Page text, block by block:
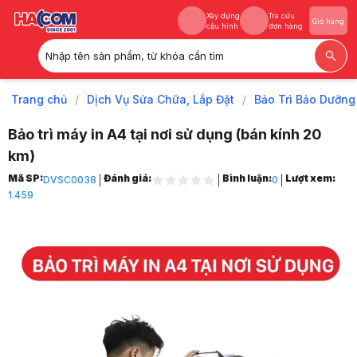
Xây dựng
cấu hình
Tra cứu
đơn hàng
Giỏ hàng
Nhập tên sản phẩm, từ khóa cần tìm
Xây dựng
Tra cứu
Trang chủ / Dịch Vụ Sửa Chữa, Lắp Đặt / Bảo Trì Bảo
Bảo trì máy in A4 tại nơi sử dụng (bán kính 20
km)
Trang chủ
1
Bảo Trì Tại Nơi Sử Dụng
Hình ảnh và video sản phẩm
Bảo trì máy in A4 tại nơi sử dụng (bán kính 20 km)
Mã SP:DVSC0038 Đánh giá: Bình luận:0
Lượt xem:
1.459